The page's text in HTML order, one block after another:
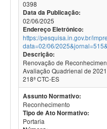
0398
Data da Publicação:
02/06/2025
Endereço Eletrônico:
https://pesquisa.in.gov.br/
data=02/06/
Descrição:
Renovação de
Avaliação Quadrienal de
218ª CTC-ES
Assunto Normativo:
Reconhecimento
Tipo de Ato Normativo:
Portaria